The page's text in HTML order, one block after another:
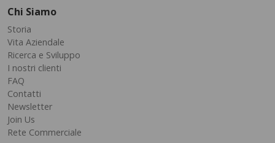
Chi Siamo
Storia
Vita Aziendale
Ricerca e Sviluppo
I nostri clienti
FAQ
Contatti
Newsletter
Join Us
Rete Commerciale